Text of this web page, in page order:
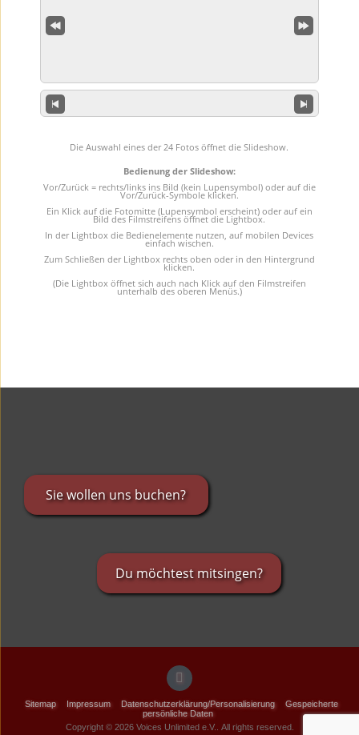
Die Auswahl eines der 24 Fotos öffnet die Slideshow.
Bedienung der Slideshow:
Vor/Zurück = rechts/links ins Bild (kein Lupensymbol) oder auf die
Vor/Zurück-Symbole klicken.
Ein Klick auf die Fotomitte (Lupensymbol erscheint) oder auf ein
Bild des Filmstreifens öffnet die Lightbox.
In der Lightbox die Bedienelemente nutzen, auf mobilen Devices
einfach wischen.
Zum Schließen der Lightbox rechts oben oder in den Hintergrund
klicken.
(Die Lightbox öffnet sich auch nach Klick auf den Filmstreifen
unterhalb des oberen Menüs.)
Sie wollen uns buchen?
Du möchtest mitsingen?
Sitemap Impressum Datenschutzerklärung/Personalisierung
Gespeicherte
persönliche Daten
Copyright © 2026 Voices Unlimited e.V.. All rights reserved.